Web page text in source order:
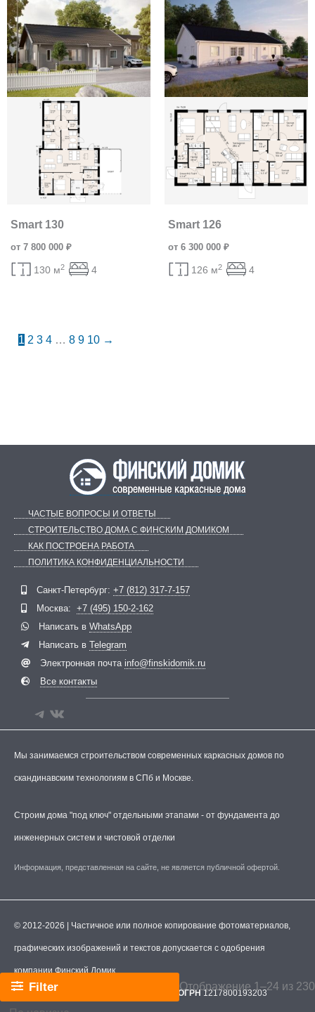
Filter Отображение 1–24 из 230
Smart 130
от 7 800 000 ₽
130 м2 4
Smart 126
от 6 300 000 ₽
126 м2 4
1 2 3 4 … 8 9 10 →
ЧАСТЫЕ ВОПРОСЫ И ОТВЕТЫ
СТРОИТЕЛЬСТВО ДОМА С ФИНСКИМ ДОМИКОМ
КАК ПОСТРОЕНА РАБОТА
ПОЛИТИКА КОНФИДЕНЦИАЛЬНОСТИ
Санкт-Петербург: +7 (812) 317-7-157
Москва: +7 (495) 150-2-162
Написать в WhatsApp
Написать в Telegram
Электронная почта info@finskidomik.ru
Все контакты
Мы занимаемся строительством современных каркасных домов по
скандинавским технологиям в СПб и Москве.
Строим дома "под ключ" отдельными этапами - от фундамента до
инженерных систем и чистовой отделки
Информация, представленная на сайте, не является публичной офертой.
© 2012-2026 | Частичное или полное копирование фотоматериалов,
графических изображений и текстов допускается с одобрения
компании Финский Домик.
ООО "Финский Домик". ОГРН 1217800193203